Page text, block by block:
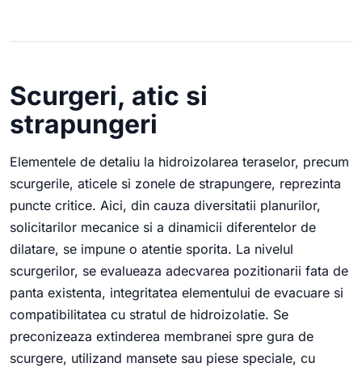
Scurgeri, atic si
strapungeri
Elementele de detaliu la hidroizolarea teraselor, precum
scurgerile, aticele si zonele de strapungere, reprezinta
puncte critice. Aici, din cauza diversitatii planurilor,
solicitarilor mecanice si a dinamicii diferentelor de
dilatare, se impune o atentie sporita. La nivelul
scurgerilor, se evalueaza adecvarea pozitionarii fata de
panta existenta, integritatea elementului de evacuare si
compatibilitatea cu stratul de hidroizolatie. Se
preconizeaza extinderea membranei spre gura de
scurgere, utilizand mansete sau piese speciale, cu